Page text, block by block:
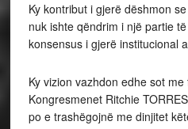
Ky kontribut i gjerë dëshmon
nuk ishte qëndrim i një partie
konsensus i gjerë institucional
Ky vizion vazhdon edhe sot
Kongresmenet Ritchie
po e trashëgojnë me dinjitet